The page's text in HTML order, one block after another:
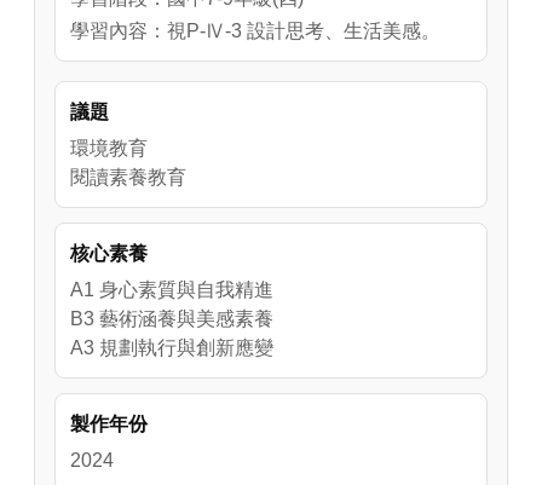
學習內容：視P-Ⅳ-3 設計思考、生活美感。
議題
環境教育
閱讀素養教育
核心素養
A1 身心素質與自我精進
B3 藝術涵養與美感素養
A3 規劃執行與創新應變
製作年份
2024